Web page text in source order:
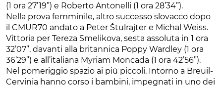
(1 ora 27’19”) e Roberto Antonelli (1 ora 28’34”).
Nella prova femminile, altro successo slovacco dopo
il CMUR70 andato a Peter Štulrajter e Michal Weiss.
Vittoria per Tereza Smelikova, sesta assoluta in 1 ora
32’07”, davanti alla britannica Poppy Wardley (1 ora
36’29”) e all’italiana Myriam Moncada (1 ora 42’56”).
Nel pomeriggio spazio ai più piccoli. Intorno a Breuil-
Cervinia hanno corso i bambini, impegnati in uno dei